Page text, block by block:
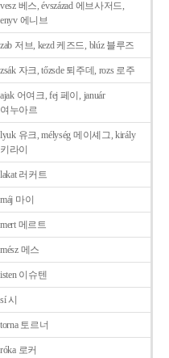
vesz 베스, évszázad 에브사저드,
enyv 에니브
zab 저브, kezd 케즈드, blúz 블루즈
zsák 자크, tőzsde 퇴주데, rozs 로주
ajak 어여크, fej 페이, január
여누아르
lyuk 유크, mélység 메이셰그, király
키라이
lakat 러커트
máj 마이
mert 메르트
mész 메스
isten 이슈텐
sí 시
torna 토르너
róka 로커